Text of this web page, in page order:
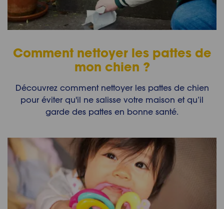
Comment nettoyer les pattes de
mon chien ?
Découvrez comment nettoyer les pattes de chien
pour éviter qu'il ne salisse votre maison et qu’il
garde des pattes en bonne santé.